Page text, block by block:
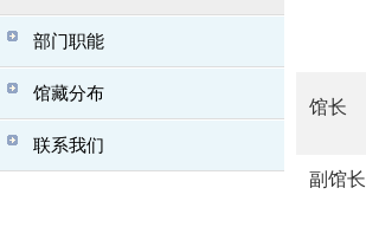
部门职能
馆藏分布
联系我们
馆长
副馆长